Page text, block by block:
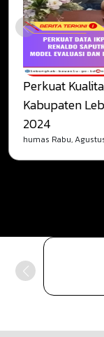
Perkuat
Kabupaten
2024
humas Rabu,